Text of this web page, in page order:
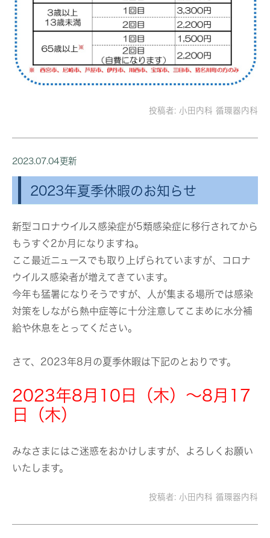
投稿者: 小田内科 循環器内科
2023.07.04更新
2023年夏季休暇のお知らせ
新型コロナウイルス感染症が5類感染症に移行されてから
もうすぐ2か月になりますね。
ここ最近ニュースでも取り上げられていますが、コロナ
ウイルス感染者が増えてきています。
今年も猛暑になりそうですが、人が集まる場所では感染
対策をしながら熱中症等に十分注意してこまめに水分補
給や休息をとってください。
さて、2023年8月の夏季休暇は下記のとおりです。
2023年8月10日（木）～8月17
日（木）
みなさまにはご迷惑をおかけしますが、よろしくお願い
いたします。
投稿者: 小田内科 循環器内科